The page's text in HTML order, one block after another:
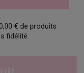
€ de produits
fidélité.